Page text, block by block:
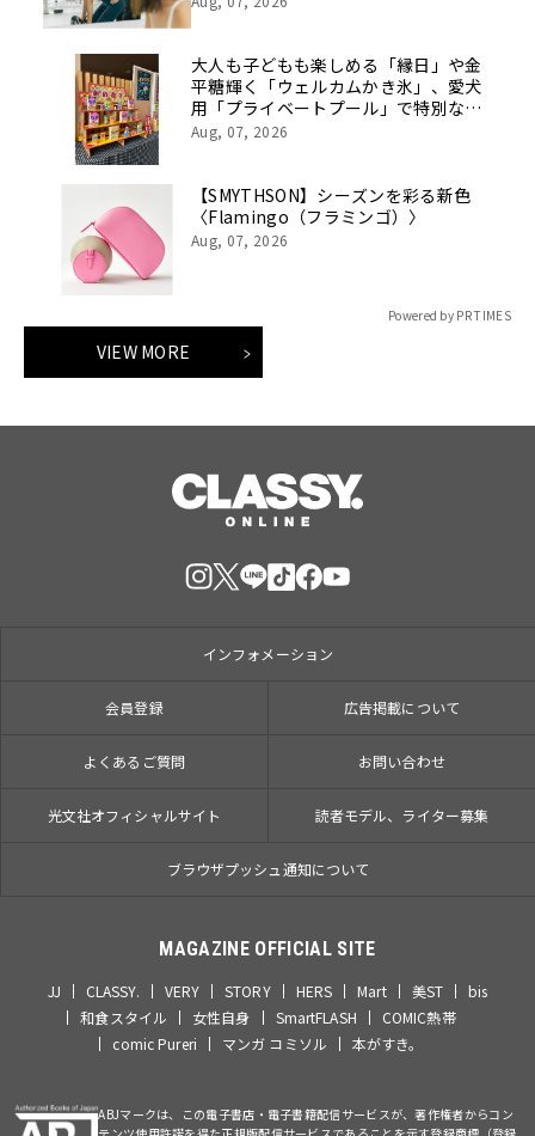
大人も子どもも楽しめる「縁日」や金
平糖輝く「ウェルカムかき氷」、愛犬
用「プライベートプール」で特別な夏
休みをお届け
Aug, 07, 2026
【SMYTHSON】シーズンを彩る新色
〈Flamingo（フラミンゴ）〉
Aug, 07, 2026
Powered by PR TIMES
VIEW MORE
インフォメーション
会員登録 広告掲載について
よくあるご質問 お問い合わせ
光文社オフィシャルサイト 読者モデル、ライター募集
ブラウザプッシュ通知について
MAGAZINE OFFICIAL SITE
JJ CLASSY. VERY STORY HERS Mart 美ST
bis
和食スタイル
女性自身 SmartFLASH
COMIC熱帯
comic Pureri
マンガ コミソル 本がすき。
ABJマークは、この電子書店・電子書籍配信サービスが、著作権者からコン